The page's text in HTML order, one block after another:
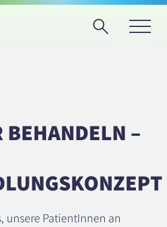
BEHANDELN –
unsere PatientInnen an